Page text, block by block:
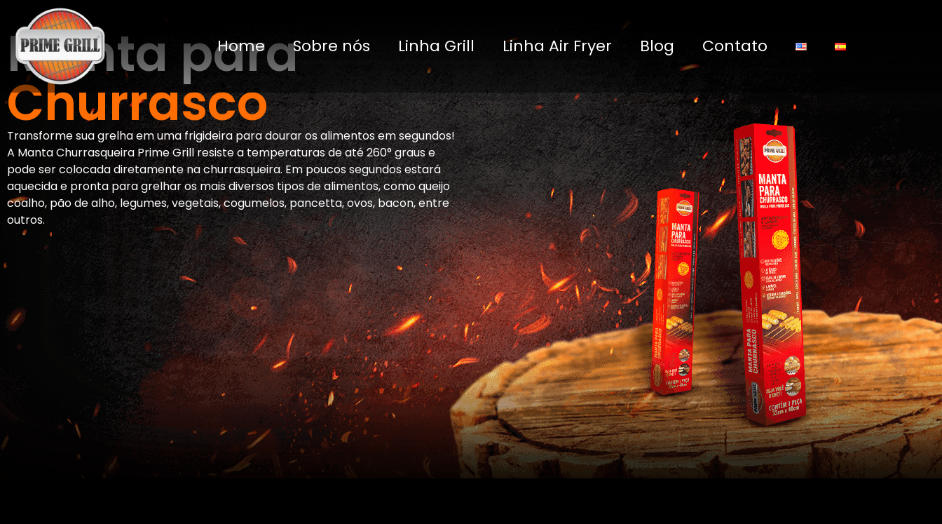
Home Sobre nós Linha Grill Linha Air Fryer Blog Contato
Manta para
Churrasco
Transforme sua grelha em uma frigideira para dourar os alimentos em segundos!
A Manta Churrasqueira Prime Grill resiste a temperaturas de até 260° graus e
pode ser colocada diretamente na churrasqueira. Em poucos segundos estará
aquecida e pronta para grelhar os mais diversos tipos de alimentos, como queijo
coalho, pão de alho, legumes, vegetais, cogumelos, pancetta, ovos, bacon, entre
outros.